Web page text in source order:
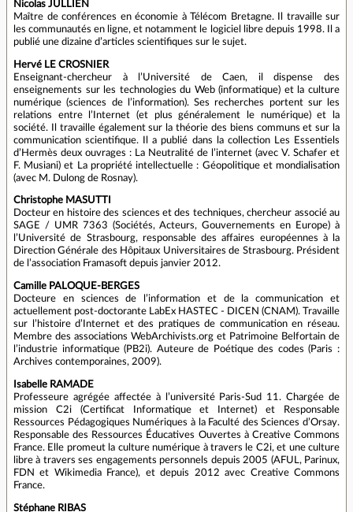
Nicolas JULLIEN
Maître de conférences en économie à Télécom Bretagne. Il travaille sur
les communautés en ligne, et notamment le logiciel libre depuis 1998. Il a
publié une dizaine d’articles scientifiques sur le sujet.
Hervé LE CROSNIER
Enseignant-chercheur à l’Université de Caen, il dispense des
enseignements sur les technologies du Web (informatique) et la culture
numérique (sciences de l’information). Ses recherches portent sur les
relations entre l’Internet (et plus généralement le numérique) et la
société. Il travaille également sur la théorie des biens communs et sur la
communication scientifique. Il a publié dans la collection Les Essentiels
d’Hermès deux ouvrages : La Neutralité de l’internet (avec V. Schafer et
F. Musiani) et La propriété intellectuelle : Géopolitique et mondialisation
(avec M. Dulong de Rosnay).
Christophe MASUTTI
Docteur en histoire des sciences et des techniques, chercheur associé au
SAGE / UMR 7363 (Sociétés, Acteurs, Gouvernements en Europe) à
l’Université de Strasbourg, responsable des affaires européennes à la
Direction Générale des Hôpitaux Universitaires de Strasbourg. Président
de l’association Framasoft depuis janvier 2012.
Camille PALOQUE-BERGES
Docteure en sciences de l’information et de la communication et
actuellement post-doctorante LabEx HASTEC - DICEN (CNAM). Travaille
sur l’histoire d’Internet et des pratiques de communication en réseau.
Membre des associations WebArchivists.org et Patrimoine Belfortain de
l’industrie informatique (PB2i). Auteure de Poétique des codes (Paris :
Archives contemporaines, 2009).
Isabelle RAMADE
Professeure agrégée affectée à l’université Paris-Sud 11. Chargée de
mission C2i (Certificat Informatique et Internet) et Responsable
Ressources Pédagogiques Numériques à la Faculté des Sciences d’Orsay.
Responsable des Ressources Éducatives Ouvertes à Creative Commons
France. Elle promeut la culture numérique à travers le C2i, et une culture
libre à travers ses engagements personnels depuis 2005 (AFUL, Parinux,
FDN et Wikimedia France), et depuis 2012 avec Creative Commons
France.
Stéphane RIBAS